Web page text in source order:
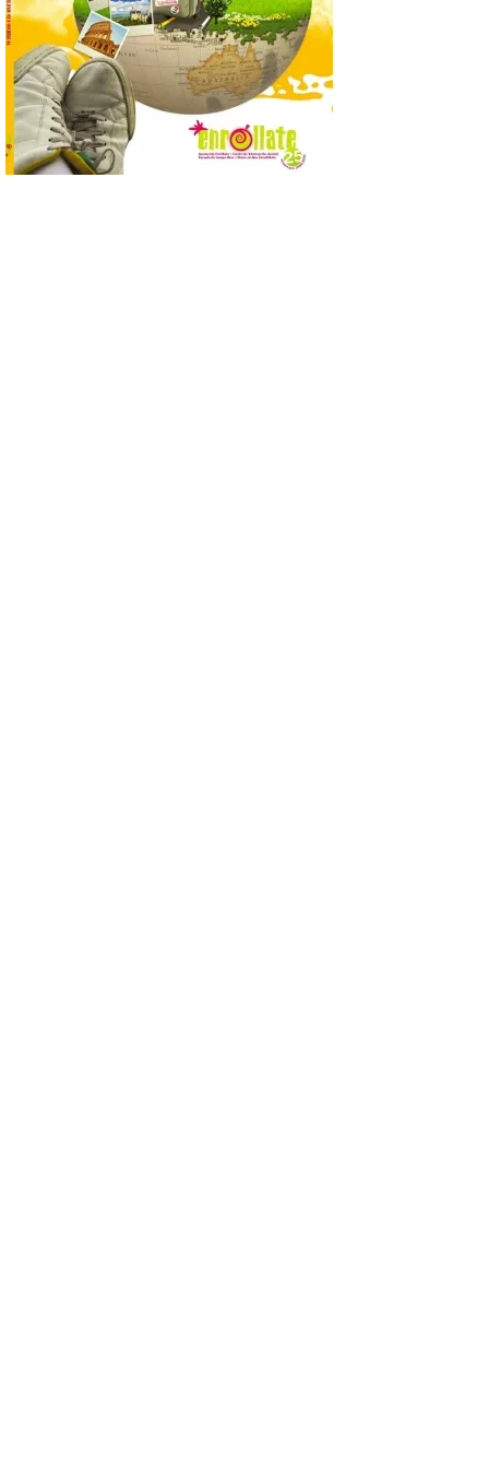
que permite conocer la
posición exacta del Sol y
así localizar el lugar ideal
para observar el eclipse
solar del 12 de agosto de 2026 sin
obstáculos. El visor es una herramienta a
la […]